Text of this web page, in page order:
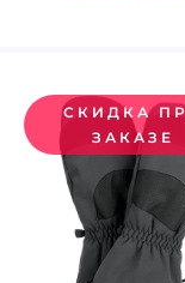
СКИДКА
ЗАКАЗЕ